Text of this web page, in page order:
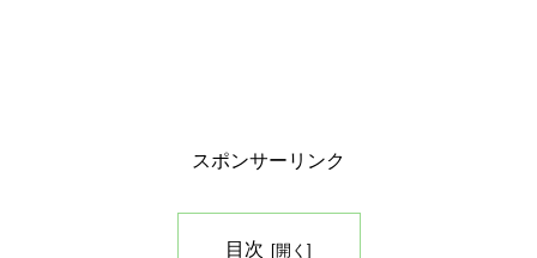
スポンサーリンク
目次